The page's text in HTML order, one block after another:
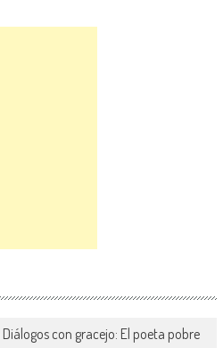
Diálogos con gracejo: El poeta pobre